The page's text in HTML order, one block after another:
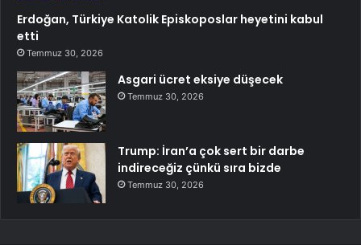
Erdoğan, Türkiye Katolik Episkoposlar heyetini kabul
etti
Temmuz 30, 2026
Asgari ücret eksiye düşecek
Temmuz 30, 2026
Trump: İran’a çok sert bir darbe
indireceğiz çünkü sıra bizde
Temmuz 30, 2026